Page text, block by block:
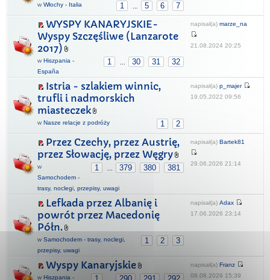
1 5 6 7
w Włochy - Italia
WYSPY KANARYJSKIE-
Wyspy Szczęśliwe (Lanzarote
2017)
1 30 31 32
w Hiszpania -
España
napisał(a) marze_na
21.08.2024 20:25
Istria - szlakiem winnic,
trufli i nadmorskich
miasteczek
1 2
w Nasze relacje z podróży
napisał(a) p_majer
19.05.2022 09:56
Przez Czechy, przez Austrię,
przez Słowację, przez Węgry
1 379 380 381
w
Samochodem -
trasy, noclegi, przepisy, uwagi
napisał(a) Bartek81
29.06.2026 21:14
Lefkada przez Albanię i
powrót przez Macedonię
Półn.
1 2 3
w Samochodem - trasy, noclegi,
przepisy, uwagi
napisał(a) Adax
17.06.2026 23:14
Wyspy Kanaryjskie
w Hiszpania -
napisał(a) Franz
08.08.2026 15:39